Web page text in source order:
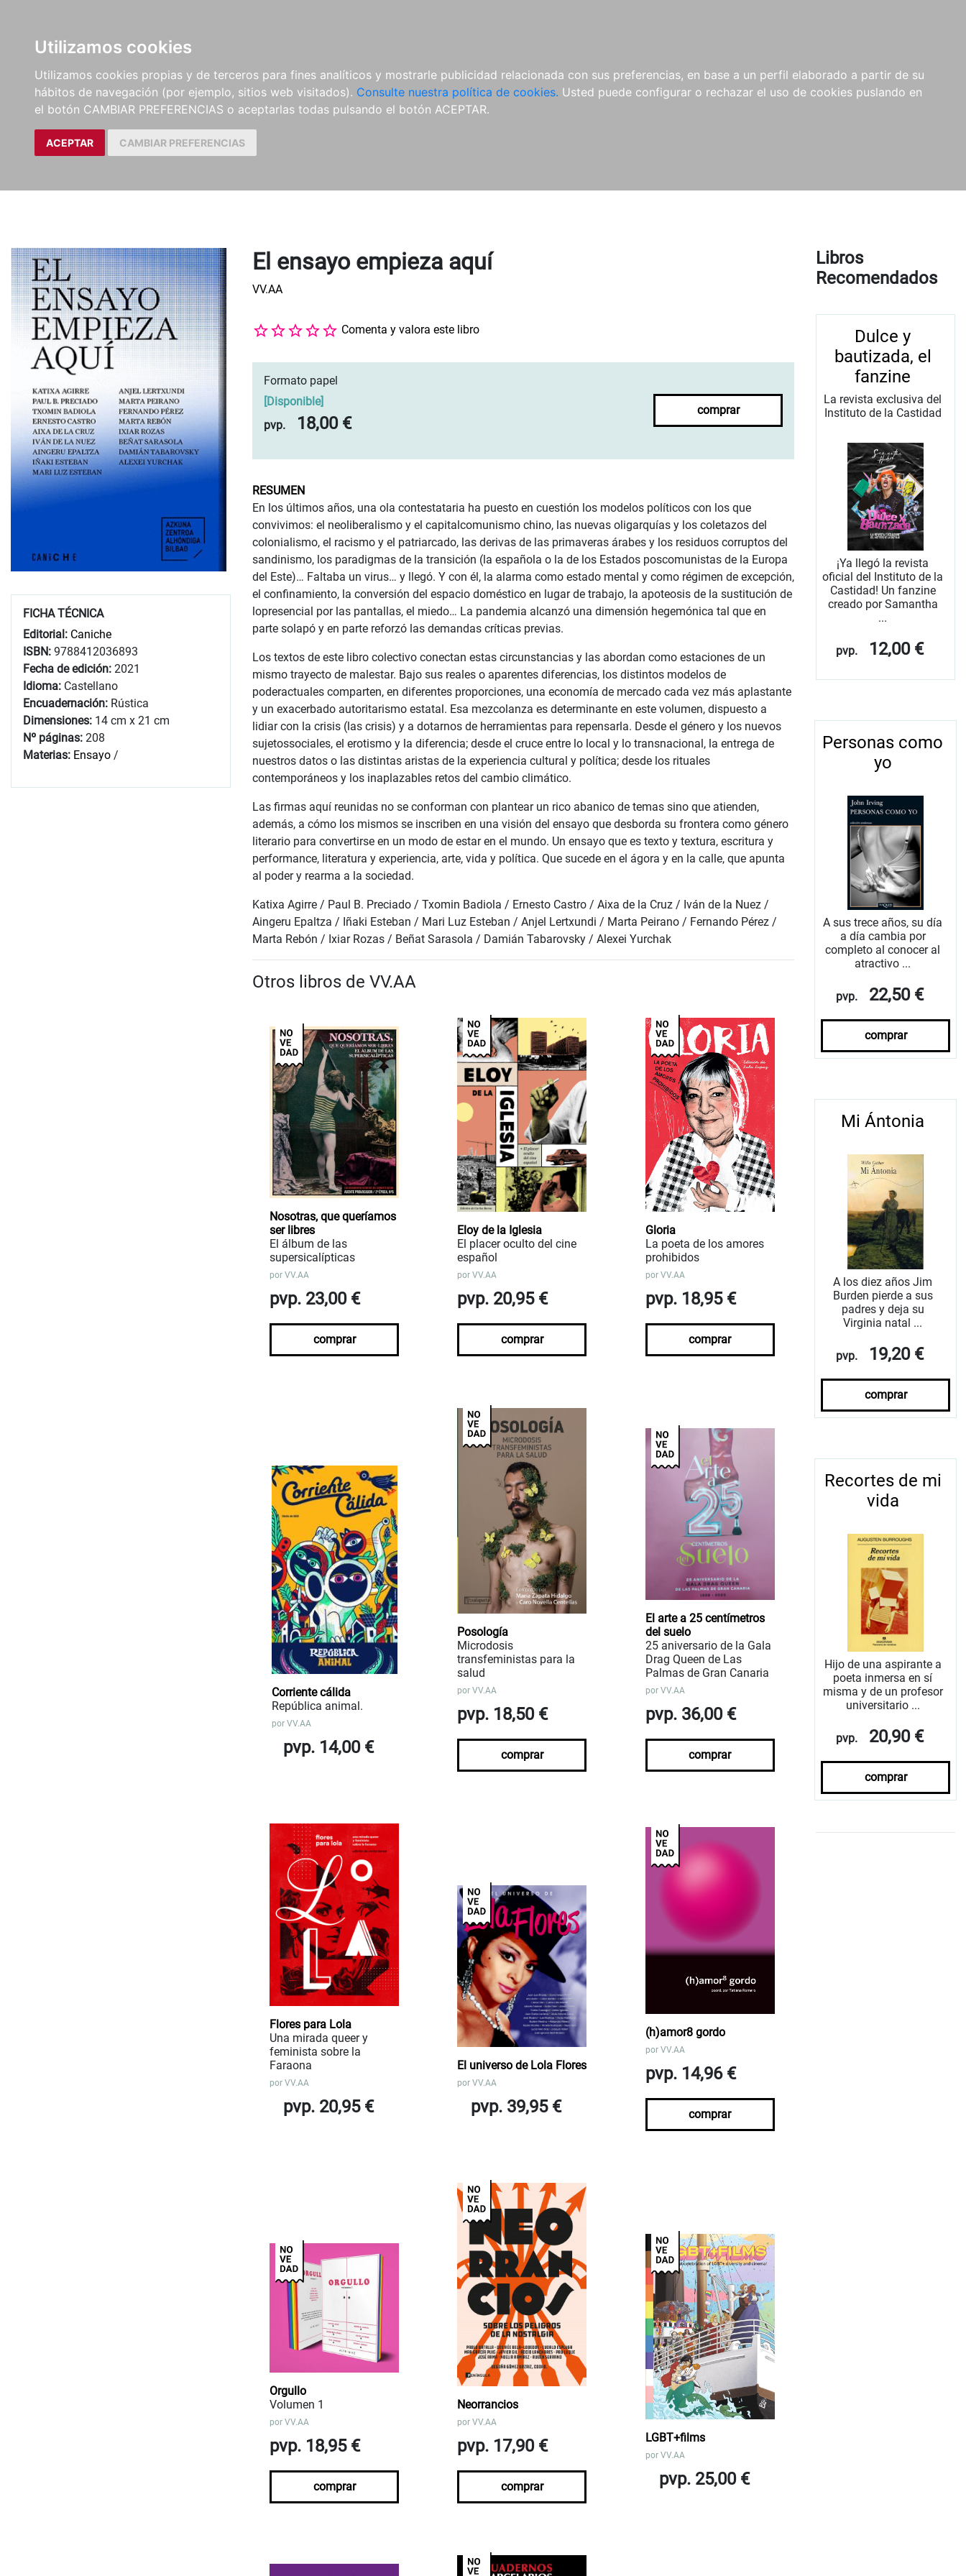
Utilizamos cookies
Utilizamos cookies propias y de terceros para fines analíticos y mostrarle publicidad relacionada con sus preferencias, en base a un perfil elaborado a partir de su
hábitos de navegación (por ejemplo, sitios web visitados). Consulte nuestra política de cookies. Usted puede configurar o rechazar el uso de cookies puslando en
el botón CAMBIAR PREFERENCIAS o aceptarlas todas pulsando el botón ACEPTAR.
ACEPTAR CAMBIAR PREFERENCIAS
FICHA TÉCNICA
Editorial: Caniche
ISBN: 9788412036893
Fecha de edición: 2021
Idioma: Castellano
Encuadernación: Rústica
Dimensiones: 14 cm x 21 cm
Nº páginas: 208
Materias: Ensayo /
El ensayo empieza aquí
VV.AA
Comenta y valora este libro
Formato papel
[Disponible]
pvp.
18,00 €
comprar
RESUMEN
En los últimos años, una ola contestataria ha puesto en cuestión los modelos políticos con los que
convivimos: el neoliberalismo y el capitalcomunismo chino, las nuevas oligarquías y los coletazos del
colonialismo, el racismo y el patriarcado, las derivas de las primaveras árabes y los residuos corruptos del
sandinismo, los paradigmas de la transición (la española o la de los Estados poscomunistas de la Europa
del Este)… Faltaba un virus… y llegó. Y con él, la alarma como estado mental y como régimen de excepción,
el confinamiento, la conversión del espacio doméstico en lugar de trabajo, la apoteosis de la sustitución de
lopresencial por las pantallas, el miedo… La pandemia alcanzó una dimensión hegemónica tal que en
parte solapó y en parte reforzó las demandas críticas previas.
Los textos de este libro colectivo conectan estas circunstancias y las abordan como estaciones de un
mismo trayecto de malestar. Bajo sus reales o aparentes diferencias, los distintos modelos de
poderactuales comparten, en diferentes proporciones, una economía de mercado cada vez más aplastante
y un exacerbado autoritarismo estatal. Esa mezcolanza es determinante en este volumen, dispuesto a
lidiar con la crisis (las crisis) y a dotarnos de herramientas para repensarla. Desde el género y los nuevos
sujetossociales, el erotismo y la diferencia; desde el cruce entre lo local y lo transnacional, la entrega de
nuestros datos o las distintas aristas de la experiencia cultural y política; desde los rituales
contemporáneos y los inaplazables retos del cambio climático.
Las firmas aquí reunidas no se conforman con plantear un rico abanico de temas sino que atienden,
además, a cómo los mismos se inscriben en una visión del ensayo que desborda su frontera como género
literario para convertirse en un modo de estar en el mundo. Un ensayo que es texto y textura, escritura y
performance, literatura y experiencia, arte, vida y política. Que sucede en el ágora y en la calle, que apunta
al poder y rearma a la sociedad.
Katixa Agirre / Paul B. Preciado / Txomin Badiola / Ernesto Castro / Aixa de la Cruz / Iván de la Nuez /
Aingeru Epaltza / Iñaki Esteban / Mari Luz Esteban / Anjel Lertxundi / Marta Peirano / Fernando Pérez /
Marta Rebón / Ixiar Rozas / Beñat Sarasola / Damián Tabarovsky / Alexei Yurchak
Otros libros de VV.AA
Nosotras, que queríamos
ser libres
El álbum de las
supersicalípticas
por VV.AA
pvp. 23,00 €
comprar
Eloy de la Iglesia
El placer oculto del cine
español
porVV.AA
pvp. 20,95 €
comprar
Gloria
La poeta de los amores
prohibidos
por VV.AA
pvp. 18,95 €
comprar
Corriente cálida
República animal.
por VV.AA
pvp. 14,00 €
Posología
Microdosis
transfeministas para la
salud
porVV.AA
pvp. 18,50 €
comprar
El arte a 25 centímetros
del suelo
25 aniversario de la Gala
Drag Queen de Las
Palmas de Gran Canaria
por VV.AA
pvp. 36,00 €
comprar
Flores para Lola
Una mirada queer y
feminista sobre la
Faraona
por VV.AA
pvp. 20,95 €
El universo de Lola Flores
porVV.AA
pvp. 39,95 €
(h)amor8 gordo
por VV.AA
pvp. 14,96 €
comprar
Orgullo
Volumen 1
por VV.AA
pvp. 18,95 €
comprar
Neorrancios
porVV.AA
pvp. 17,90 €
comprar
LGBT+films
por VV.AA
pvp. 25,00 €
Libros
Recomendados
Dulce y
bautizada, el
fanzine
La revista exclusiva del
Instituto de la Castidad
¡Ya llegó la revista
oficial del Instituto de la
Castidad! Un fanzine
creado por Samantha
...
pvp. 12,00 €
Personas como
yo
A sus trece años, su día
a día cambia por
completo al conocer al
atractivo ...
pvp. 22,50 €
comprar
Mi Ántonia
A los diez años Jim
Burden pierde a sus
padres y deja su
Virginia natal ...
pvp. 19,20 €
comprar
Recortes de mi
vida
Hijo de una aspirante a
poeta inmersa en sí
misma y de un profesor
universitario ...
pvp. 20,90 €
comprar